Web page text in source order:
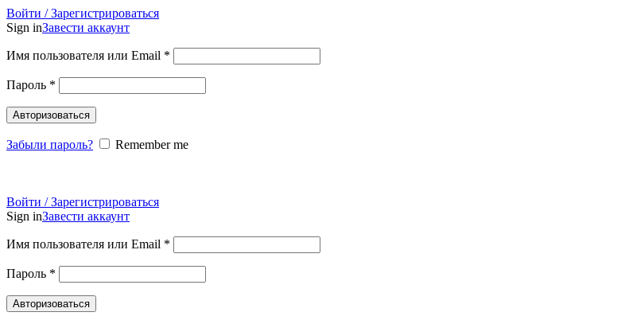
Войти / Зарегистрироваться
Sign inЗавести аккаунт
Имя пользователя или Email *
Пароль *
Авторизоваться
Забыли пароль?
Remember me
Войти / Зарегистрироваться
Sign inЗавести аккаунт
Имя пользователя или Email *
Пароль *
Авторизоваться